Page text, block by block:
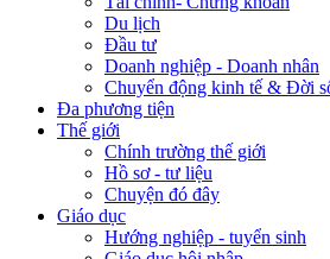
Du lịch
Đầu tư
Doanh nghiệp - Doanh nhân
Chuyển động kinh tế & Đời
Đa phương tiện
Thế giới
Chính trường thế giới
Hồ sơ - tư liệu
Chuyện đó đây
Giáo dục
Hướng nghiệp - tuyển sinh